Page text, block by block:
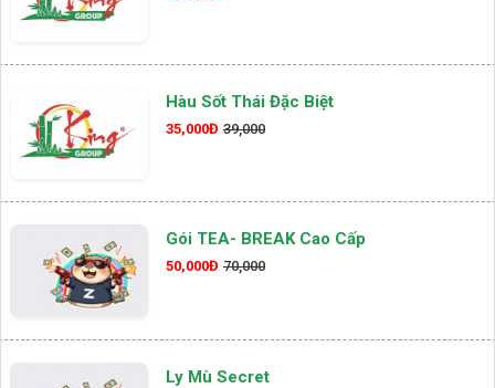
Hàu Sốt Thái Đặc Biệt
35,000Đ 39,000
Gói TEA- BREAK Cao Cấp
50,000Đ 70,000
Ly Mù Secret